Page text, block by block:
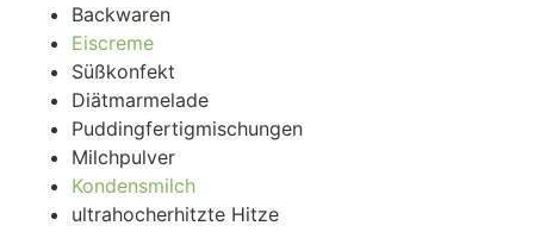
Backwaren
Eiscreme
Süßkonfekt
Diätmarmelade
Puddingfertigmischungen
Milchpulver
Kondensmilch
ultrahocherhitzte Hitze